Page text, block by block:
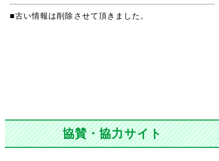
■古い情報は削除させて頂きました。
協賛・協力サイト